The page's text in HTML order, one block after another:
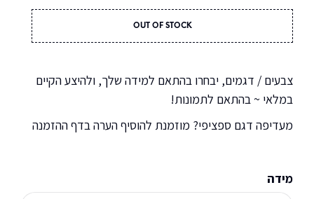
OUT OF STOCK
צבעים / דגמים, יבחרו בהתאם למידה שלך, ולהיצע הקיים
במלאי ~ בהתאם לתמונות!
מעדיפה דגם ספציפי? מוזמנת להוסיף הערה בדף ההזמנה
מידה